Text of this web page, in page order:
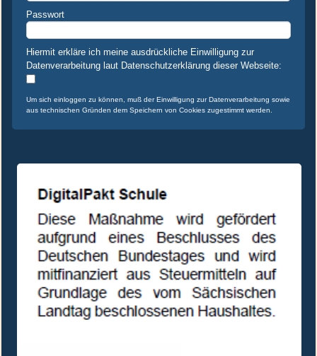
Passwort
Hiermit erkläre ich meine ausdrückliche Einwilligung zur
Datenverarbeitung laut Datenschutzerklärung dieser Webseite:
Um sich einloggen zu können, muß der Einwilligung zur Datenverarbeitung sowie
aus technischen Gründen dem Speichern von Cookies zugestimmt werden.